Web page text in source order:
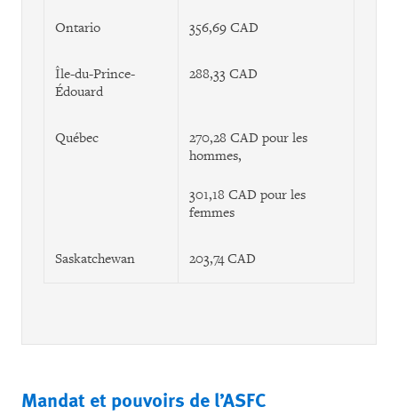
Ontario 356,69 CAD
Île-du-Prince-
Édouard
288,33 CAD
Québec
270,28 CAD pour les
hommes,
301,18 CAD pour les
femmes
Saskatchewan 203,74 CAD
Mandat et pouvoirs de l’ASFC